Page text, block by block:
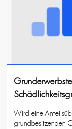
Wird eine
grundbesitzenden